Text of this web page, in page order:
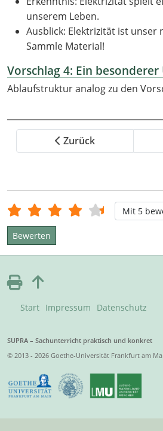
unserem Leben.
Ausblick: Elektrizität ist unser
Sammle Material!
Vorschlag 4: Ein besonderer
Ablaufstruktur analog zu den
Zurück
Bewertung: / Bitte
Start Impressum Datenschutz
SUPRA – Sachunterricht praktisch und konkret
© 2013 - 2026 Goethe-Universität Frankfurt am